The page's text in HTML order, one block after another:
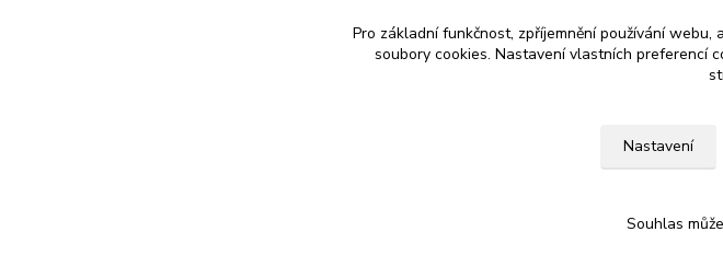
Upravit
Pro základní funkčnost, zpříjemnění používání
soubory cookies. Nastavení vlastních preferencí
Nastavení
Souhlas